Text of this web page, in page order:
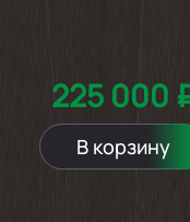
225 000
В корзину